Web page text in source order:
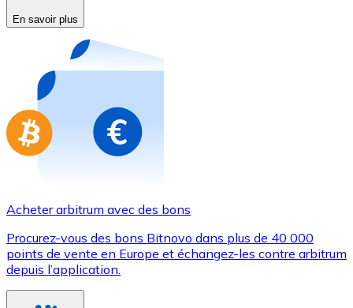
Nouveau
Achetez des cartes-cadeaux de vos marques
Aller à la boutique de cartes-cadeaux
En savoir plus
Acheter arbitrum avec des bons
Procurez-vous des bons Bitnovo dans plus de 40 000
points de vente en Europe et échangez-les contre arbitrum
depuis l’application.